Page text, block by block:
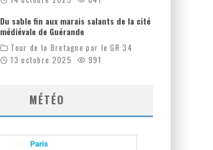
Du sable fin aux marais salants de la cité
médiévale de Guérande
Tour de la Bretagne par le GR 34
13 octobre 2025
991
MÉTÉO